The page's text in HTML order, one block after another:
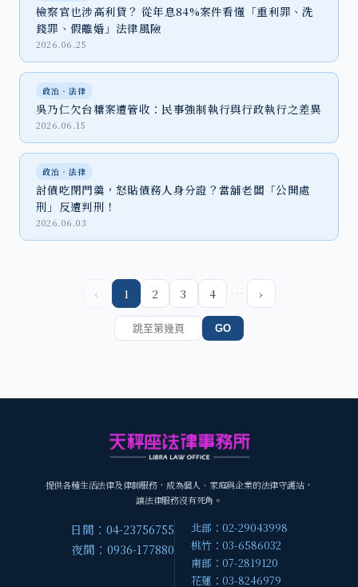
檢察官也涉高利貸？ 從年息84%案件看懂「重利罪、洗
錢罪、假離婚」法律風險
2026.06.25
政治‧法律
吳乃仁欠台糖案遭管收：民事強制執行與行政執行之差異
2026.06.15
政治‧法律
討債吃閉門羹，怒貼債務人身分證？當舖老闆「公開處
刑」反遭判刑！
2026.06.03
‹ 1 2 3 4 … ›
GO
提供各種生活法律及律師服務，成為個人、家庭與企業的法律守護站，
讓法律服務沒有死角。
日間：04-23756755
夜間：0936-177880
北部：02-29043998
桃竹：03-6586032
南部：07-2819120
花蓮：03-8246979